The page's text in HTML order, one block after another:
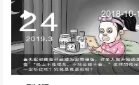
2018-10-